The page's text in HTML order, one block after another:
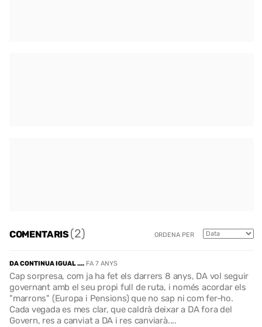
COMENTARIS(2) ORDENA PER
DA CONTINUA IGUAL .... FA 7 ANYS
Cap sorpresa, com ja ha fet els darrers 8 anys, DA vol seguir
governant amb el seu propi full de ruta, i només acordar els
"marrons" (Europa i Pensions) que no sap ni com fer-ho.
Cada vegada es mes clar, que caldrà deixar a DA fora del
Govern, res a canviat a DA i res canviarà....